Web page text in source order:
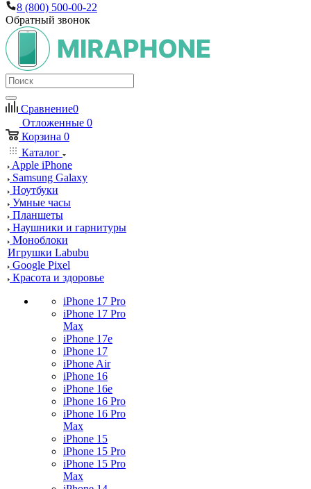
8 (800) 500-00-22
Обратный звонок
Сравнение0
Отложенные 0
Корзина 0
Каталог
Apple iPhone
Samsung Galaxy
Ноутбуки
Умные часы
Планшеты
Наушники и гарнитуры
Моноблоки
Игрушки Labubu
Google Pixel
Красота и здоровье
iPhone 17 Pro
iPhone 17 Pro
Max
iPhone 17e
iPhone 17
iPhone Air
iPhone 16
iPhone 16e
iPhone 16 Pro
iPhone 16 Pro
Max
iPhone 15
iPhone 15 Pro
iPhone 15 Pro
Max